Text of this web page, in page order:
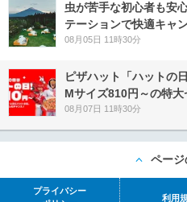
虫が苦手な初心者も安
テーションで快適キャ
08月05日 11時30分
ピザハット「ハットの
Mサイズ810円～の特大
08月07日 11時30分
ペー
プライバシー
利用